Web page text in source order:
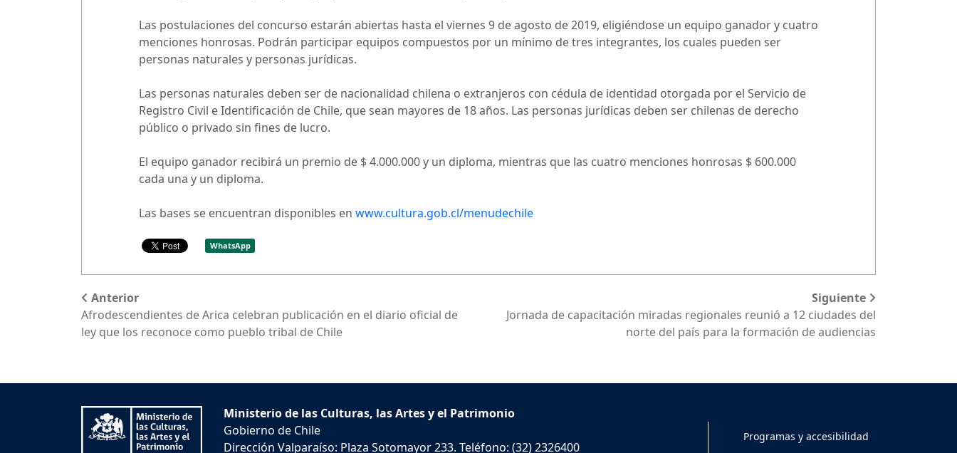
Las postulaciones del concurso estarán abiertas hasta el viernes 9 de agosto de 2019, eligiéndose un equipo ganador y cuatro
menciones honrosas. Podrán participar equipos compuestos por un mínimo de tres integrantes, los cuales pueden ser
personas naturales y personas jurídicas.
Las personas naturales deben ser de nacionalidad chilena o extranjeros con cédula de identidad otorgada por el Servicio de
Registro Civil e Identificación de Chile, que sean mayores de 18 años. Las personas jurídicas deben ser chilenas de derecho
público o privado sin fines de lucro.
El equipo ganador recibirá un premio de $ 4.000.000 y un diploma, mientras que las cuatro menciones honrosas $ 600.000
cada una y un diploma.
Las bases se encuentran disponibles en www.cultura.gob.cl/menudechile
WhatsApp
Anterior
Afrodescendientes de Arica celebran publicación en el diario oficial de
ley que los reconoce como pueblo tribal de Chile
Siguiente
Jornada de capacitación miradas regionales reunió a 12 ciudades del
norte del país para la formación de audiencias
Ministerio de las Culturas, las Artes y el Patrimonio
Gobierno de Chile
Dirección Valparaíso: Plaza Sotomayor 233. Teléfono: (32) 2326400
Programas y accesibilidad